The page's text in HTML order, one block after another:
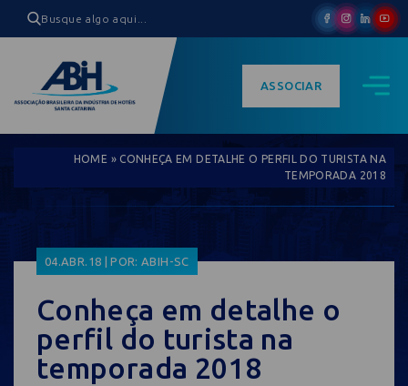
ASSOCIAR
HOME » CONHEÇA EM DETALHE O PERFIL DO TURISTA NA
TEMPORADA 2018
04.ABR.18 | POR: ABIH-SC
Conheça em detalhe o
perfil do turista na
temporada 2018